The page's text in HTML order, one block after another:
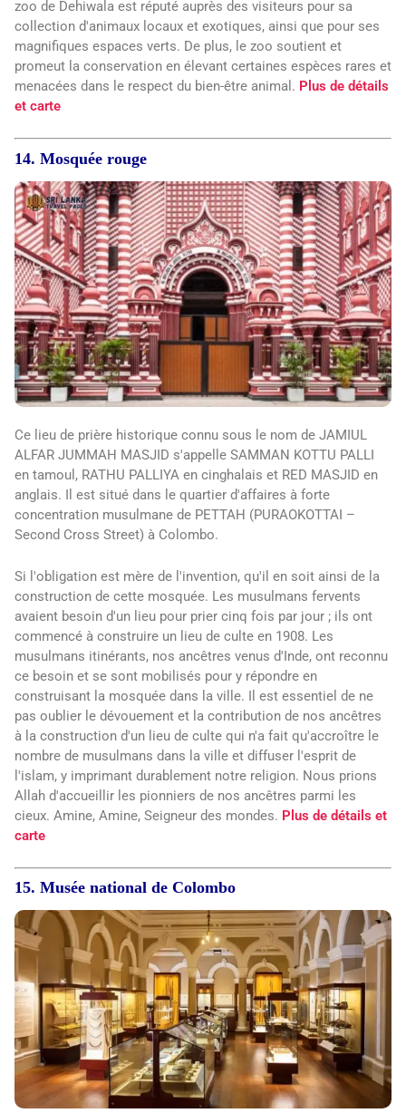
zoo de Dehiwala est réputé auprès des visiteurs pour sa
collection d'animaux locaux et exotiques, ainsi que pour ses
magnifiques espaces verts. De plus, le zoo soutient et
promeut la conservation en élevant certaines espèces rares et
menacées dans le respect du bien-être animal. Plus de détails
et carte
14. Mosquée rouge
Ce lieu de prière historique connu sous le nom de JAMIUL
ALFAR JUMMAH MASJID s'appelle SAMMAN KOTTU PALLI
en tamoul, RATHU PALLIYA en cinghalais et RED MASJID en
anglais. Il est situé dans le quartier d'affaires à forte
concentration musulmane de PETTAH (PURAOKOTTAI –
Second Cross Street) à Colombo.
Si l'obligation est mère de l'invention, qu'il en soit ainsi de la
construction de cette mosquée. Les musulmans fervents
avaient besoin d'un lieu pour prier cinq fois par jour ; ils ont
commencé à construire un lieu de culte en 1908. Les
musulmans itinérants, nos ancêtres venus d'Inde, ont reconnu
ce besoin et se sont mobilisés pour y répondre en
construisant la mosquée dans la ville. Il est essentiel de ne
pas oublier le dévouement et la contribution de nos ancêtres
à la construction d'un lieu de culte qui n'a fait qu'accroître le
nombre de musulmans dans la ville et diffuser l'esprit de
l'islam, y imprimant durablement notre religion. Nous prions
Allah d'accueillir les pionniers de nos ancêtres parmi les
cieux. Amine, Amine, Seigneur des mondes. Plus de détails et
carte
15. Musée national de Colombo